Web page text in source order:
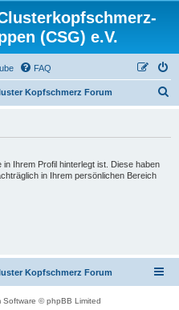
(CSG) e.V.
FAQ
Kopfschmerz Forum
Ihrem Profil hinterlegt ist. Diese haben
in Ihrem persönlichen Bereich
Kopfschmerz Forum
Software © phpBB Limited